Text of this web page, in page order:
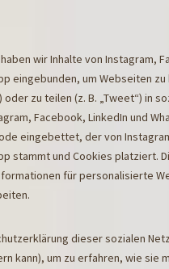
wir Inhalte von Instagram,
eingebunden, um Webseiten
oder zu teilen (z. B. „Tweet“) in
Facebook, LinkedIn und
eingebettet, der von
stammt und Cookies platziert.
für personalisierte
dieser sozialen
kann), um zu erfahren, wie sie